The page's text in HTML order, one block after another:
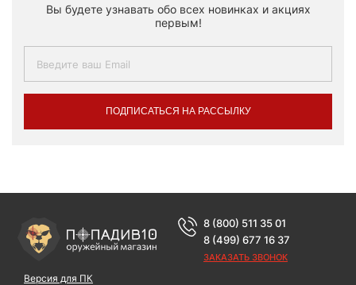
Вы будете узнавать обо всех новинках и акциях
первым!
ПОДПИСАТЬСЯ НА РАССЫЛКУ
Версия для ПК
8 (800) 511 35 01
8 (499) 677 16 37
ЗАКАЗАТЬ ЗВОНОК